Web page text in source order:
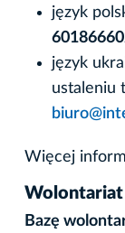
język
język
ustaleniu
Więcej
Wolontariat
Bazę